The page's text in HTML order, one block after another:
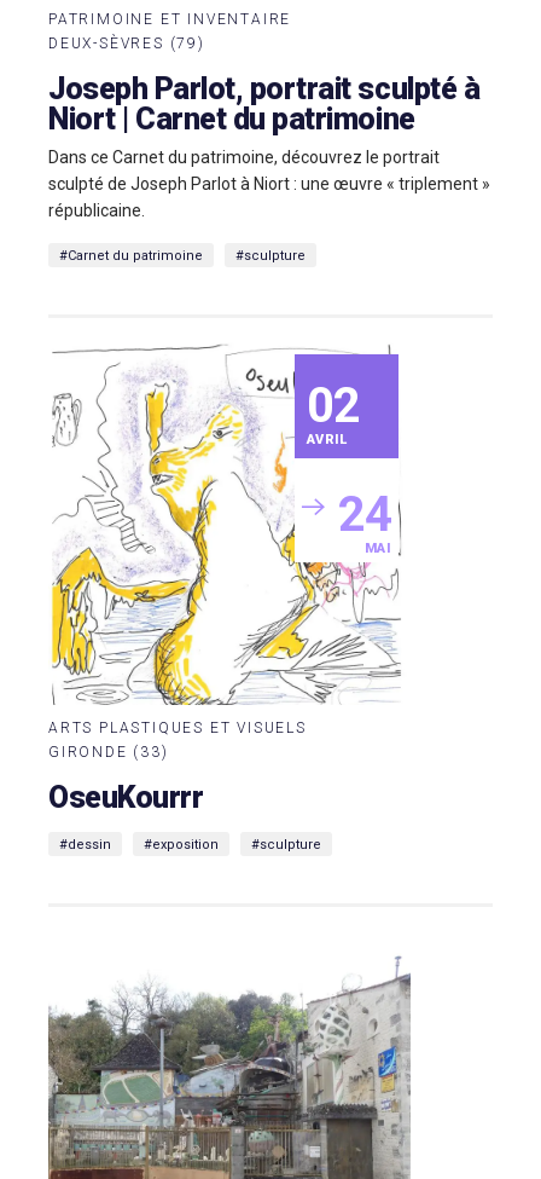
PATRIMOINE ET INVENTAIRE
DEUX-SÈVRES (79)
Joseph Parlot, portrait sculpté à
Niort | Carnet du patrimoine
Dans ce Carnet du patrimoine, découvrez le portrait
sculpté de Joseph Parlot à Niort : une œuvre « triplement »
républicaine.
#Carnet du patrimoine #sculpture
02
AVRIL
24
MAI
ARTS PLASTIQUES ET VISUELS
GIRONDE (33)
OseuKourrr
#dessin #exposition #sculpture